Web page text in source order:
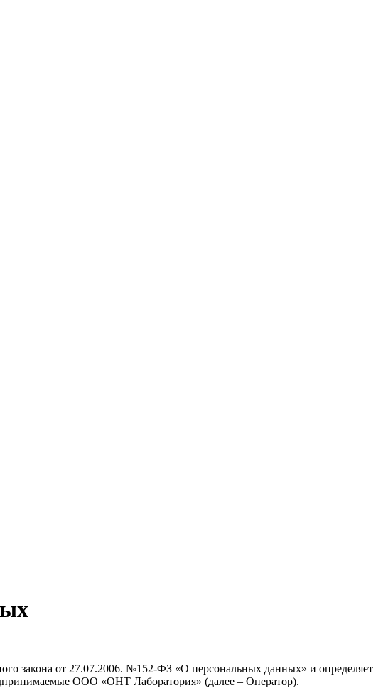
закона от 27.07.2006. №152-ФЗ «О персональных данных» и определяет
ООО «ОНТ Лаборатория» (далее – Оператор).